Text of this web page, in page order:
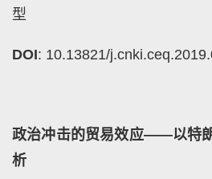
型
DOI: 10.13821/
政治冲击的贸易效应——以特
析